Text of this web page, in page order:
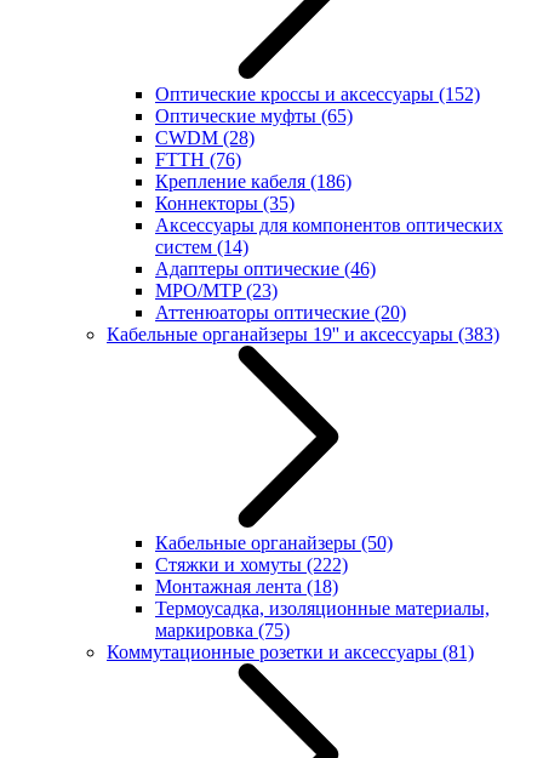
Оптические кроссы и аксессуары (152)
Оптические муфты (65)
CWDM (28)
FTTH (76)
Крепление кабеля (186)
Коннекторы (35)
Аксессуары для компонентов оптических
систем (14)
Адаптеры оптические (46)
MPO/MTP(23)
Аттенюаторы оптические (20)
Кабельные органайзеры 19'' и аксессуары (383)
Кабельные органайзеры (50)
Стяжки и хомуты (222)
Монтажная лента (18)
Термоусадка, изоляционные материалы,
маркировка (75)
Коммутационные розетки и аксессуары (81)